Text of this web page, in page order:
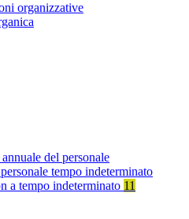
organizzative
del personale
tempo indeterminato
a tempo indeterminato 11